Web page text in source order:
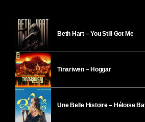
Beth Hart – You Still Got Me
Tinariwen – Hoggar
Une Belle Histoire – Héloïse